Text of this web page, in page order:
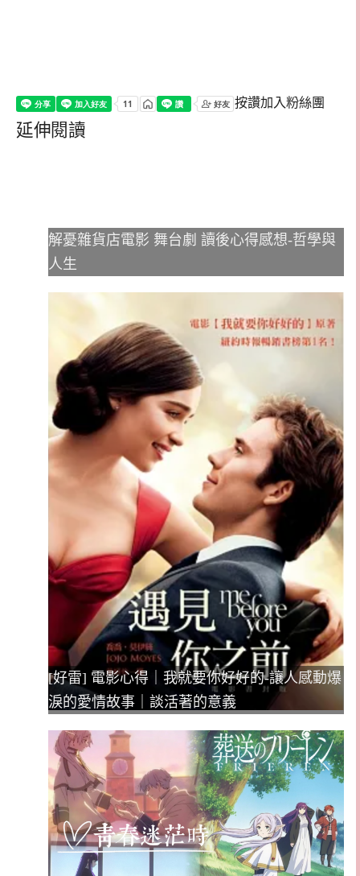
按讚加入粉絲團
延伸閱讀
解憂雜貨店電影 舞台劇 讀後心得感想-哲學與
人生
[好雷] 電影心得｜我就要你好好的-讓人感動爆
淚的愛情故事｜談活著的意義